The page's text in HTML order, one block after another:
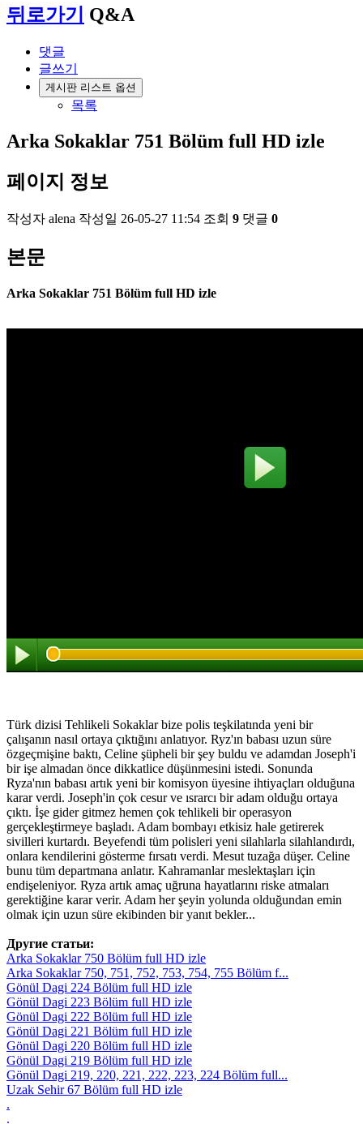
뒤로가기 Q&A
댓글
글쓰기
게시판 리스트 옵션
목록
Arka Sokaklar 751 Bölüm full HD izle
페이지 정보
작성자 alena 작성일 26-05-27 11:54 조회 9 댓글 0
본문
Arka Sokaklar 751 Bölüm full HD izle
Türk dizisi Tehlikeli Sokaklar bize polis teşkilatında yeni bir
çalışanın nasıl ortaya çıktığını anlatıyor. Ryz'ın babası uzun süre
özgeçmişine baktı, Celine şüpheli bir şey buldu ve adamdan Joseph'i
bir işe almadan önce dikkatlice düşünmesini istedi. Sonunda
Ryza'nın babası artık yeni bir komisyon üyesine ihtiyaçları olduğuna
karar verdi. Joseph'in çok cesur ve ısrarcı bir adam olduğu ortaya
çıktı. İşe gider gitmez hemen çok tehlikeli bir operasyon
gerçekleştirmeye başladı. Adam bombayı etkisiz hale getirerek
sivilleri kurtardı. Beyefendi tüm polisleri yeni silahlarla silahlandırdı,
onlara kendilerini gösterme fırsatı verdi. Mesut tuzağa düşer. Celine
bunu tüm departmana anlatır. Kahramanlar meslektaşları için
endişeleniyor. Ryza artık amaç uğruna hayatlarını riske atmaları
gerektiğine karar verir. Adam her şeyin yolunda olduğundan emin
olmak için uzun süre ekibinden bir yanıt bekler...
Другие статьи:
Arka Sokaklar 750 Bölüm full HD izle
Arka Sokaklar 750, 751, 752, 753, 754, 755 Bölüm f...
Gönül Dagi 224 Bölüm full HD izle
Gönül Dagi 223 Bölüm full HD izle
Gönül Dagi 222 Bölüm full HD izle
Gönül Dagi 221 Bölüm full HD izle
Gönül Dagi 220 Bölüm full HD izle
Gönül Dagi 219 Bölüm full HD izle
Gönül Dagi 219, 220, 221, 222, 223, 224 Bölüm full...
Uzak Sehir 67 Bölüm full HD izle
.
.